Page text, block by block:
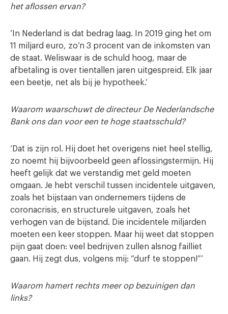
het aflossen ervan?
‘In Nederland is dat bedrag laag. In 2019 ging het om
11 miljard euro, zo’n 3 procent van de inkomsten van
de staat. Weliswaar is de schuld hoog, maar de
afbetaling is over tientallen jaren uitgespreid. Elk jaar
een beetje, net als bij je hypotheek.’
Waarom waarschuwt de directeur De Nederlandsche
Bank ons dan voor een te hoge staatsschuld?
‘Dat is zijn rol. Hij doet het overigens niet heel stellig,
zo noemt hij bijvoorbeeld geen aflossingstermijn. Hij
heeft gelijk dat we verstandig met geld moeten
omgaan. Je hebt verschil tussen incidentele uitgaven,
zoals het bijstaan van ondernemers tijdens de
coronacrisis, en structurele uitgaven, zoals het
verhogen van de bijstand. Die incidentele miljarden
moeten een keer stoppen. Maar hij weet dat stoppen
pijn gaat doen: veel bedrijven zullen alsnog failliet
gaan. Hij zegt dus, volgens mij: “durf te stoppen!”’
Waarom hamert rechts meer op bezuinigen dan
links?